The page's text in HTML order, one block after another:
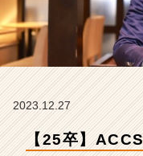
ン
サ
ル
テ
タ
2023.12.27
【25卒】